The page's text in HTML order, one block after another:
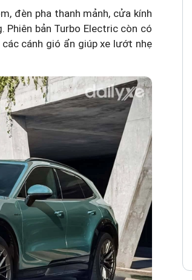
đèn pha thanh mảnh, cửa kính
Phiên bản Turbo Electric còn có
cánh gió ẩn giúp xe lướt nhẹ